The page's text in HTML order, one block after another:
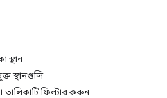
স্থান
স্থানগুলি
ফিল্টার করুন